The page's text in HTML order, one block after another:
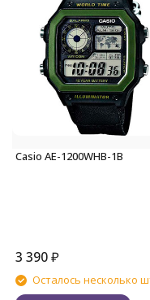
Casio AE-1200WHB-1B
3 390₽
Осталось несколько